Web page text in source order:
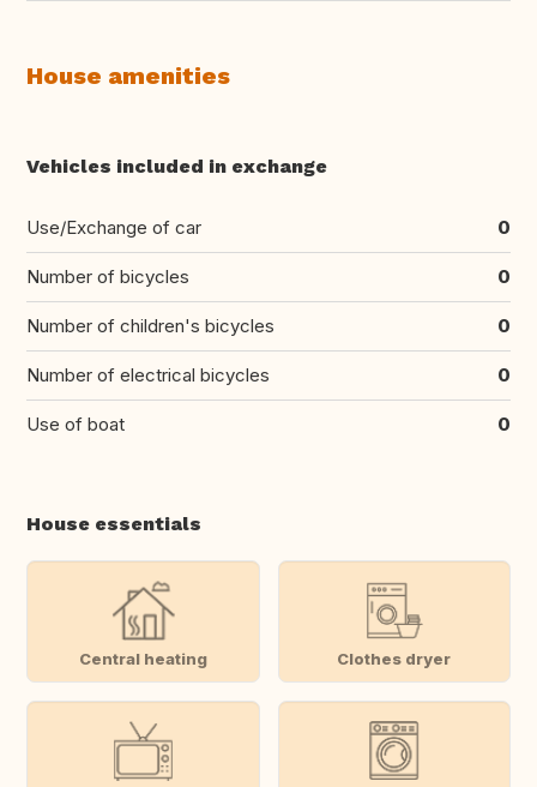
House amenities
Vehicles included in exchange
Use/Exchange of car 0
Number of bicycles 0
Number of children's bicycles 0
Number of electrical bicycles 0
Use of boat 0
House essentials
Central heating Clothes dryer